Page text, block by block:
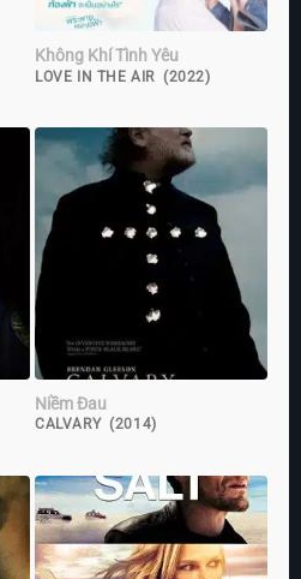
Không Khí Tình Yêu
LOVE IN THE AIR (2022)
Niềm Đau
CALVARY (2014)